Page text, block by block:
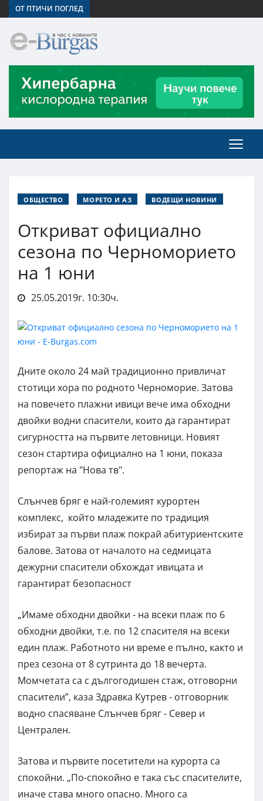
ОТ ПТИЧИ ПОГЛЕД
ОБЩЕСТВО МОРЕТО И АЗ ВОДЕЩИ НОВИНИ
Откриват официално
сезона по Черноморието
на 1 юни
25.05.2019г. 10:30ч.
Дните около 24 май традиционно привличат
стотици хора по родното Черноморие. Затова
на повечето плажни ивици вече има обходни
двойки водни спасители, които да гарантират
сигурността на първите летовници. Новият
сезон стартира официално на 1 юни, показа
репортаж на "Нова тв".
Слънчев бряг е най-големият курортен
комплекс, който младежите по традиция
избират за първи плаж покрай абитуриентските
балове. Затова от началото на седмицата
дежурни спасители обхождат ивицата и
гарантират безопасност
„Имаме обходни двойки - на всеки плаж по 6
обходни двойки, т.е. по 12 спасителя на всеки
един плаж. Работното ни време е пълно, както и
през сезона от 8 сутринта до 18 вечерта.
Момчетата са с дългогодишен стаж, отговорни
спасители”, каза Здравка Кутрев - отговорник
водно спасяване Слънчев бряг - Север и
Централен.
Затова и първите посетители на курорта са
спокойни. „По-спокойно е така със спасителите,
иначе става много опасно. Много са